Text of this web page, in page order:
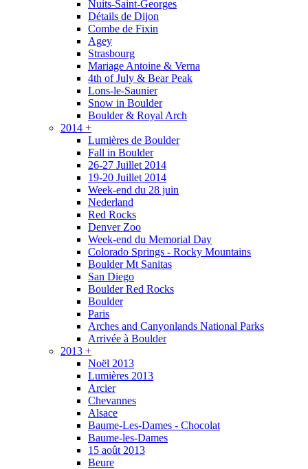
Nuits-Saint-Georges
Détails de Dijon
Combe de Fixin
Agey
Strasbourg
Mariage Antoine & Verna
4th of July & Bear Peak
Lons-le-Saunier
Snow in Boulder
Boulder & Royal Arch
2014 +
Lumières de Boulder
Fall in Boulder
26-27 Juillet 2014
19-20 Juillet 2014
Week-end du 28 juin
Nederland
Red Rocks
Denver Zoo
Week-end du Memorial Day
Colorado Springs - Rocky Mountains
Boulder Mt Sanitas
San Diego
Boulder Red Rocks
Boulder
Paris
Arches and Canyonlands National Parks
Arrivée à Boulder
2013 +
Noël 2013
Lumières 2013
Arcier
Chevannes
Alsace
Baume-Les-Dames - Chocolat
Baume-les-Dames
15 août 2013
Beure